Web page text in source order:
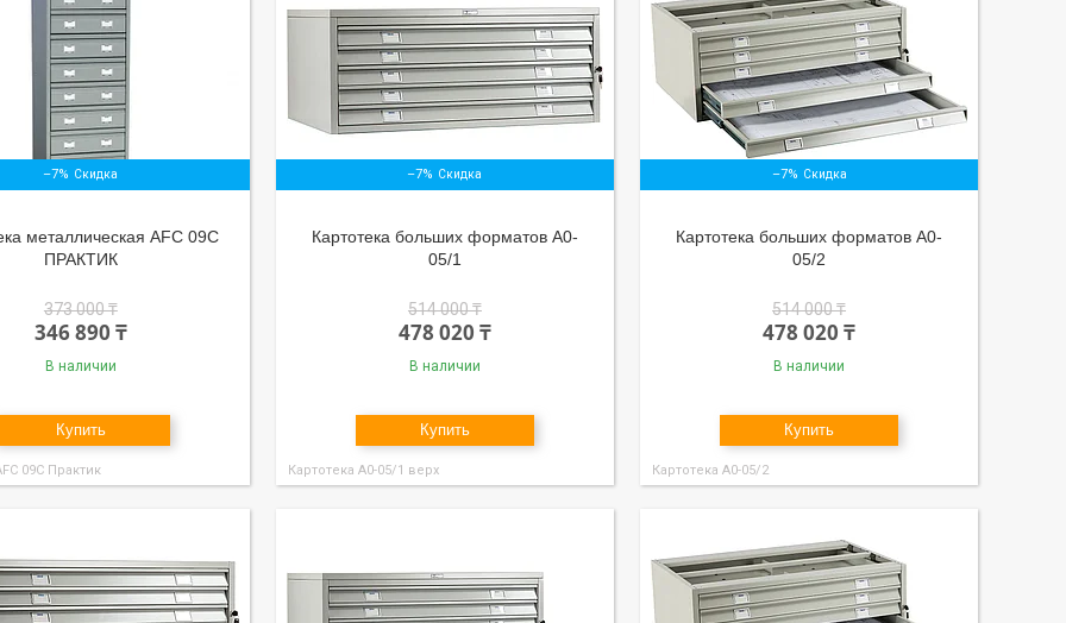
–7%
металлическая AFC 09C
ПРАКТИК
373 000 ₸
346 890 ₸
В наличии
Купить
09C Практик
–7%
Картотека больших форматов А0-
05/1
514 000 ₸
478 020 ₸
В наличии
Купить
Картотека А0-05/1 верх
–7%
Картотека больших форматов А0-
05/2
514 000 ₸
478 020 ₸
В наличии
Купить
Картотека А0-05/2